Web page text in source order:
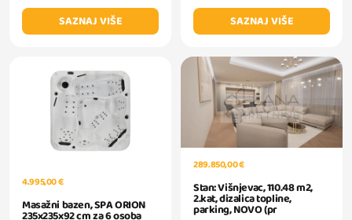
SAZNAJ VIŠE
SAZNAJ VIŠE
4.995,00 €
Masažni bazen, SPA ORION
235x235x92 cm za 6 osoba
289.850,00 €
Stan: Višnjevac, 110.48 m2,
2.kat, dizalica topline,
parking, NOVO (pr